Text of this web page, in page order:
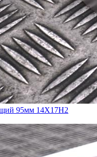
95мм 14Х17Н2